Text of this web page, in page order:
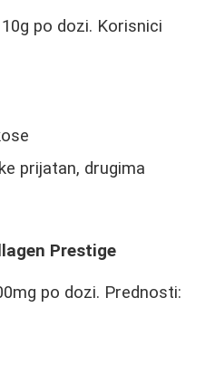
po dozi. Korisnici
prijatan, drugima
Prestige
po dozi. Prednosti: